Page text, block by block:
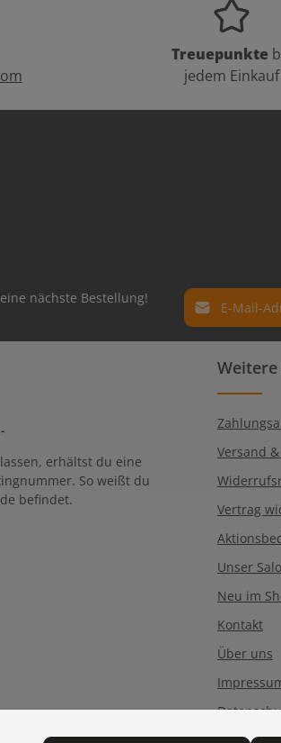
Treuepunkte
jedem Einkauf
nächste Bestellung! E-Mail-Adresse*
Datenschutz
Ich habe die
Die mit einem
Pflichtfelder.
erhältst du eine
So weißt du
befindet.
Versand
Vertrag
Unser
Neu im
Kontakt
Über uns
AGB